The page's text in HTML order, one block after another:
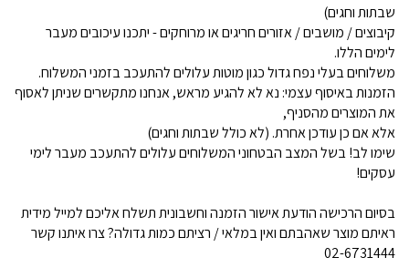
שבתות וחגים)
קיבוצים / מושבים / אזורים חריגים או מרוחקים - יתכנו עיכובים מעבר
לימים הללו.
משלוחים בעלי נפח גדול כגון מוטות עלולים להתעכב בזמני המשלוח.
הזמנות באיסוף עצמי: נא לא להגיע מראש, אנחנו מתקשרים שניתן לאסוף
את המוצרים מהסניף,
אלא אם כן עודכן אחרת. (לא כולל שבתות וחגים)
שימו לב! בשל המצב הבטחוני המשלוחים עלולים להתעכב מעבר לימי
עסקים!
בסיום הרכישה הודעת אישור הזמנה וחשבונית תשלח אליכם למייל מידית
ראיתם מוצר שאהבתם ואין במלאי / רציתם כמות גדולה? צרו איתנו קשר
02-6731444